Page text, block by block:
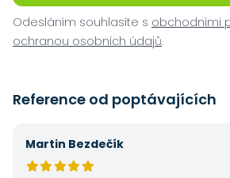
Odesláním souhlasíte s obchodními
ochranou osobních údajů.
Reference od poptávajících
Martin Bezdečík